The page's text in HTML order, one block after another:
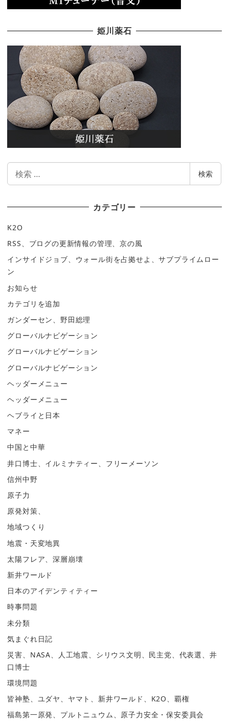
姫川薬石
検索
カテゴリー
K2O
RSS、ブログの更新情報の管理、京の風
インサイドジョブ、ウォール街を占拠せよ、サブプライムロー
ン
お知らせ
カテゴリを追加
ガンダーセン、野田総理
グローバルナビゲーション
グローバルナビゲーション
グローバルナビゲーション
ヘッダーメニュー
ヘッダーメニュー
ヘブライと日本
マネー
中国と中華
井口博士、イルミナティー、フリーメーソン
信州中野
原子力
原発対策、
地域つくり
地震・天変地異
太陽フレア、深層崩壊
新井ワールド
日本のアイデンティティー
時事問題
未分類
気まぐれ日記
災害、NASA、人工地震、シリウス文明、民主党、代表選、井
口博士
環境問題
皆神塾、ユダヤ、ヤマト、新井ワールド、K2O、覇権
福島第一原発、プルトニュウム、原子力安全・保安委員会